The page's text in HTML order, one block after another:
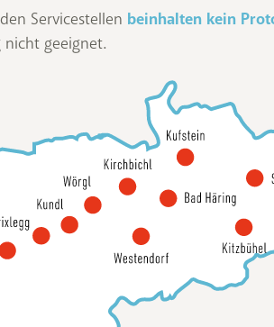
Servicestellen beinhalten kein
geeignet.